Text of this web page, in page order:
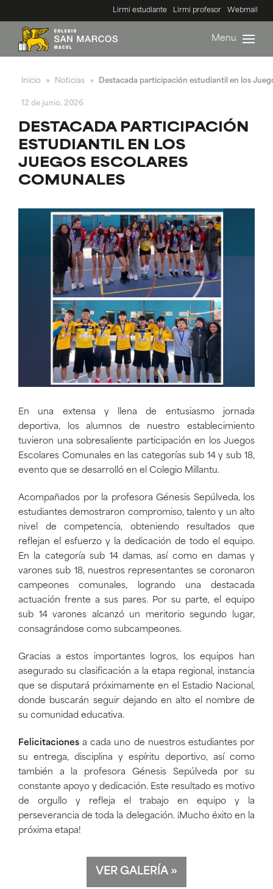
Lirmi estudiante Lirmi profesor Webmail
Menu
Inicio » Noticias » Destacada participación estudiantil en los
12 de junio, 2026
DESTACADA PARTICIPACIÓN
ESTUDIANTIL EN LOS
JUEGOS ESCOLARES
COMUNALES
En una extensa y llena de entusiasmo jornada
deportiva, los alumnos de nuestro establecimiento
tuvieron una sobresaliente participación en los Juegos
Escolares Comunales en las categorías sub 14 y sub 18,
evento que se desarrolló en el Colegio Millantu.
Acompañados por la profesora Génesis Sepúlveda, los
estudiantes demostraron compromiso, talento y un alto
nivel de competencia, obteniendo resultados que
reflejan el esfuerzo y la dedicación de todo el equipo.
En la categoría sub 14 damas, así como en damas y
varones sub 18, nuestros representantes se coronaron
campeones comunales, logrando una destacada
actuación frente a sus pares. Por su parte, el equipo
sub 14 varones alcanzó un meritorio segundo lugar,
consagrándose como subcampeones.
Gracias a estos importantes logros, los equipos han
asegurado su clasificación a la etapa regional, instancia
que se disputará próximamente en el Estadio Nacional,
donde buscarán seguir dejando en alto el nombre de
su comunidad educativa.
Felicitaciones a cada uno de nuestros estudiantes por
su entrega, disciplina y espíritu deportivo, así como
también a la profesora Génesis Sepúlveda por su
constante apoyo y dedicación. Este resultado es motivo
de orgullo y refleja el trabajo en equipo y la
perseverancia de toda la delegación. ¡Mucho éxito en la
próxima etapa!
VER GALERÍA »